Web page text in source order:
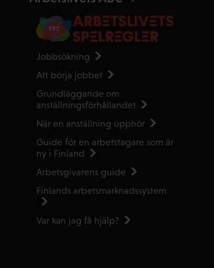
Jobbsökning
Att börja jobbet
Grundläggande om
anställnings­förhållandet
När en anställning upphör
Guide för en arbetstagare som är
ny i Finland
Arbetsgivarens guide
Finlands arbetsmarknads­system
Var kan jag få hjälp?